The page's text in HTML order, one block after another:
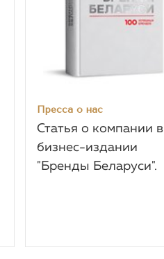
Пресса о нас
Статья о компании в
бизнес-издании
"Бренды Беларуси".